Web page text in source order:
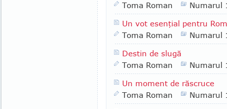
Toma Roman
Numarul
Un vot esenţial pentru
Toma Roman
Numarul
Destin de slugă
Toma Roman
Numarul
Un moment de răscruce
Toma Roman
Numarul